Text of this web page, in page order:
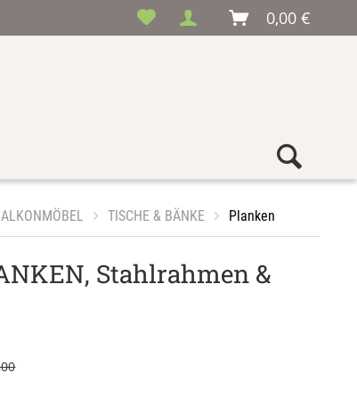
0,00 €
TISCHE & BÄNKE Planken
Stahlrahmen &